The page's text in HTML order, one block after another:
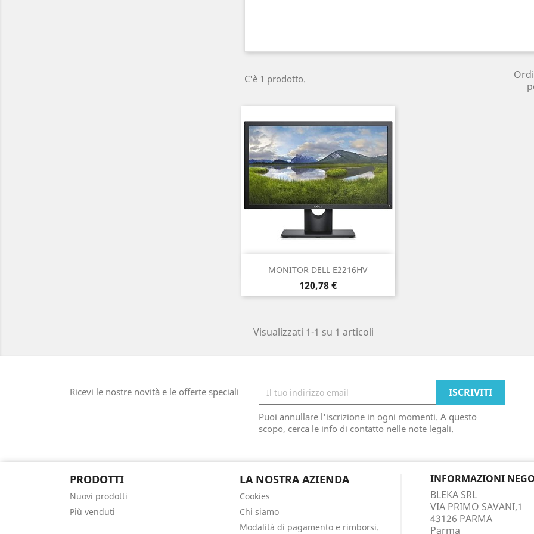
C'è 1 prodotto.
MONITOR DELL E2216HV
Prezzo
120,78 €
Anteprima
Visualizzati 1-1 su 1 articoli
Ricevi le nostre novità e le offerte speciali
Puoi annullare l'iscrizione in ogni momenti. A questo
scopo, cerca le info di contatto nelle note legali.
PRODOTTI
Nuovi prodotti
Più venduti
LA NOSTRA AZIENDA
Cookies
Chi siamo
Modalità di pagamento e rimborsi.
INFORMAZIONI
BLEKA SRL
VIA PRIMO SAVANI,1
43126 PARMA
Parma